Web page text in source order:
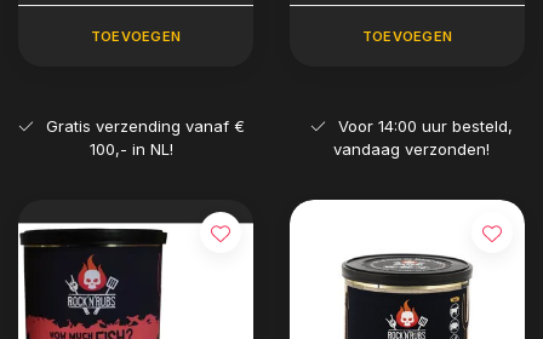
TOEVOEGEN TOEVOEGEN
Gratis verzending vanaf €
100,- in NL!
Voor 14:00 uur besteld,
vandaag verzonden!